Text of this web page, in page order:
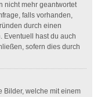
nicht mehr geantwortet
falls vorhanden,
durch einen
Eventuell hast du auch
sofern dies durch
Bilder, welche mit einem